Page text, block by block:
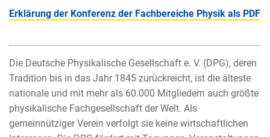
Erklärung der Konferenz der Fachbereiche Physik als PDF
Die Deutsche Physikalische Gesellschaft e. V. (DPG), deren
Tradition bis in das Jahr 1845 zurückreicht, ist die älteste
nationale und mit mehr als 60.000 Mitgliedern auch größte
physikalische Fachgesellschaft der Welt. Als
gemeinnütziger Verein verfolgt sie keine wirtschaftlichen